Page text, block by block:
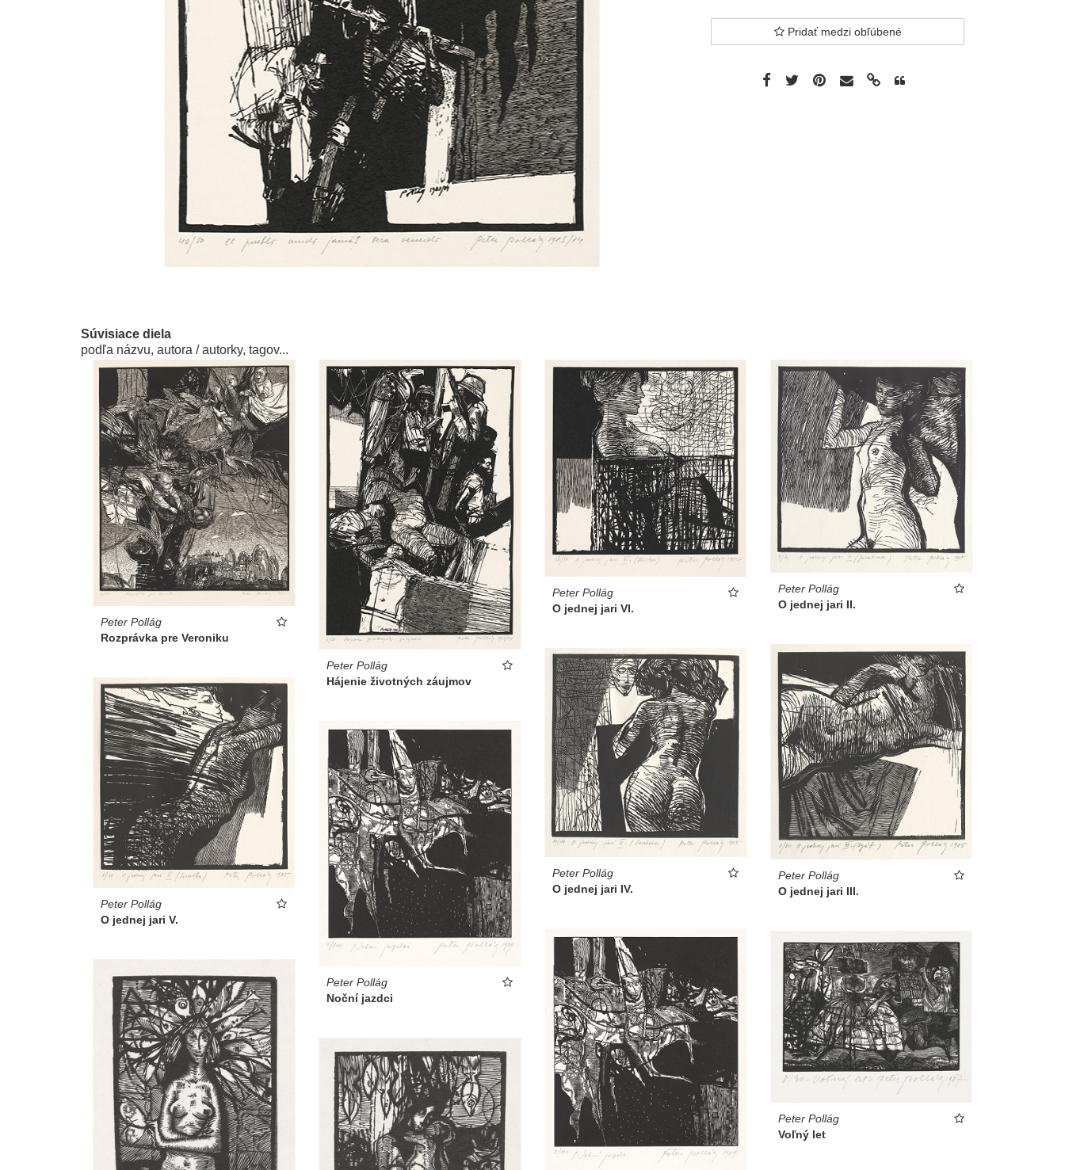
Pridať medzi obľúbené
Súvisiace diela
podľa názvu, autora / autorky, tagov...
Peter Pollág
Rozprávka pre Veroniku
Peter Pollág
Hájenie životných záujmov
Peter Pollág
O jednej jari VI.
Peter Pollág
O jednej jari II.
Peter Pollág
O jednej jari III.
Peter Pollág
O jednej jari IV.
Peter Pollág
O jednej jari V.
Peter Pollág
Noční jazdci
Peter Pollág
Voľný let